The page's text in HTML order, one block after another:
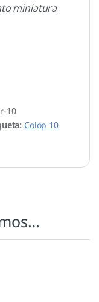
miniatura
10
Colop 10